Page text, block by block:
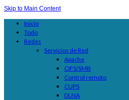
Skip to Main Content
Inicio
Todo
Redes
Servicios de Red
Apache
CIFS/SMB
Control remoto
CUPS
DLNA